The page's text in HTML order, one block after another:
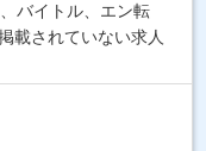
バイトル、エン転
載されていない求人